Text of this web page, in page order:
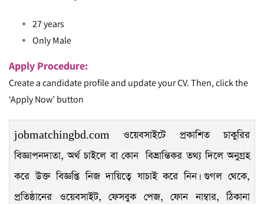
27 years
Only Male
Apply Procedure:
Create a candidate profile and update your CV. Then, click the
‘Apply Now’ button
jobmatchingbd.com ওয়েবসাইটে প্রকাশিত চাকুরির
বিজ্ঞাপনদাতা, অর্থ চাইলে বা কোন বিভ্রান্তিকর তথ্য দিলে অনুগ্রহ
করে উক্ত বিজ্ঞপ্তি নিজ দায়িত্বে যাচাই করে নিন। গুগল থেকে,
প্রতিষ্ঠানের ওয়েবসাইট, ফেসবুক পেজ, ফোন নাম্বার, ঠিকানা